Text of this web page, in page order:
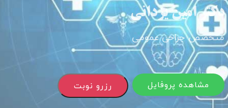
دکتر امین یزدانی
متخصص جراحی عمومی
رزرو نوبت مشاهده پروفایل